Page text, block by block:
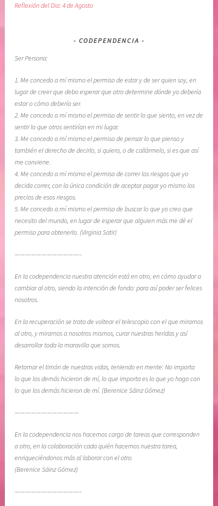
Reflexión del Dia: 4 de Agosto
CODEPENDENCIA
Ser Persona:
1. Me concedo a mí mismo el permiso de estar y de ser quien soy, en
lugar de creer que debo esperar que otro determine dónde yo debería
estar o cómo debería ser.
2. Me concedo a mí mismo el permiso de sentir lo que siento, en vez de
sentir lo que otros sentirían en mi lugar.
3. Me concedo a mí mismo el permiso de pensar lo que pienso y
también el derecho de decirlo, si quiero, o de callármelo, si es que así
me conviene.
4. Me concedo a mí mismo el permiso de correr los riesgos que yo
decida correr, con la única condición de aceptar pagar yo mismo los
precios de esos riesgos.
5. Me concedo a mí mismo el permiso de buscar lo que yo creo que
necesito del mundo, en lugar de esperar que alguien más me dé el
permiso para obtenerlo. (Virginia Satir)
————————————–
En la codependencia nuestra atención está en otro, en cómo ayudar a
cambiar al otro, siendo la intención de fondo: para así poder ser felices
nosotros.
En la recuperación se trata de voltear el telescopio con el que miramos
al otro, y mirarnos a nosotros mismos, curar nuestras heridas y así
desarrollar toda la maravilla que somos.
Retomar el timón de nuestras vidas, teniendo en mente: No importa
lo que los demás hicieron de mí, lo que importa es lo que yo hago con
lo que los demás hicieron de mí. (Berenice Sáinz Gómez)
————————————
En la codependencia nos hacemos cargo de tareas que corresponden
a otro, en la colaboración cada quién hacemos nuestra tarea,
enriqueciéndonos más al laborar con el otro.
(Berenice Sáinz Gómez)
————————————–